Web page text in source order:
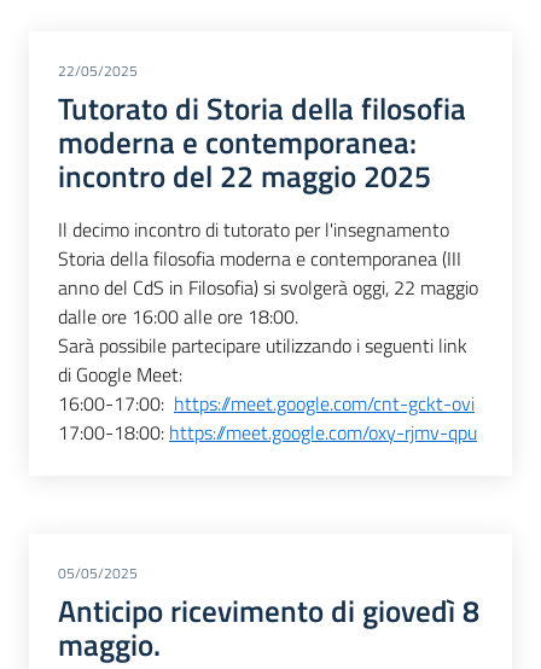
22/05/2025
Tutorato di Storia della filosofia
moderna e contemporanea:
incontro del 22 maggio 2025
Il decimo incontro di tutorato per l'insegnamento
Storia della filosofia moderna e contemporanea (III
anno del CdS in Filosofia) si svolgerà oggi, 22 maggio
dalle ore 16:00 alle ore 18:00.
Sarà possibile partecipare utilizzando i seguenti link
di Google Meet:
16:00-17:00: https://meet.google.com/cnt-gckt-ovi
17:00-18:00: https://meet.google.com/oxy-rjmv-qpu
05/05/2025
Anticipo ricevimento di giovedì 8
maggio.